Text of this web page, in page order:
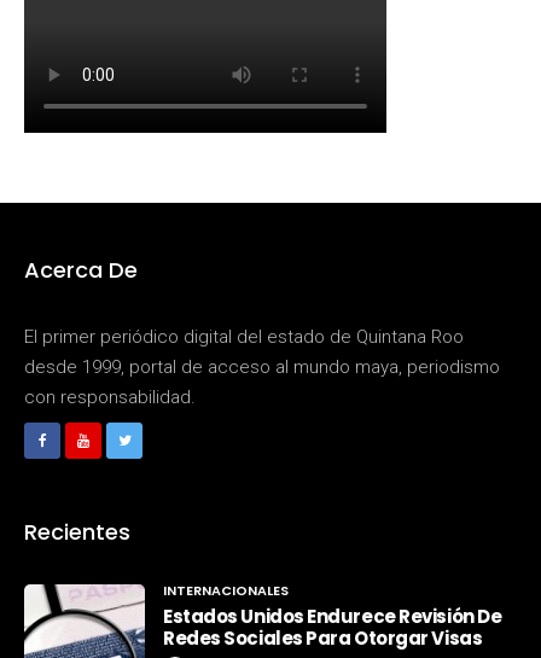
Acerca De
El primer periódico digital del estado de Quintana Roo
desde 1999, portal de acceso al mundo maya, periodismo
con responsabilidad.
Recientes
INTERNACIONALES
Estados Unidos Endurece Revisión De
Redes Sociales Para Otorgar Visas